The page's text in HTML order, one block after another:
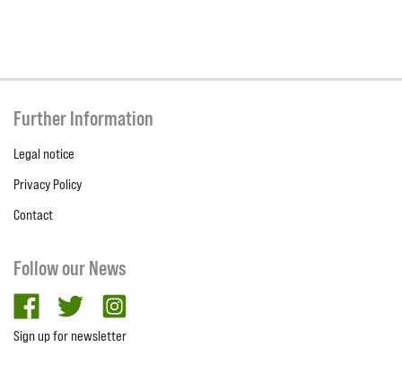
Further Information
Legal notice
Privacy Policy
Contact
Follow our News
facebooktwitter
Sign up for newsletter